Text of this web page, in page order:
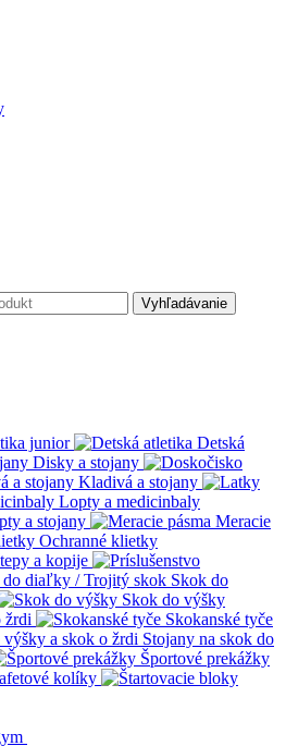
Vyhľadávanie
junior
Detská
Disky a stojany
Kladivá a stojany
Lopty a medicinbaly
a stojany
Meracie
Ochranné klietky
a kopije
Skok do
Skok do výšky
žrdi
Skokanské tyče
Stojany na skok do
Športové prekážky
kolíky